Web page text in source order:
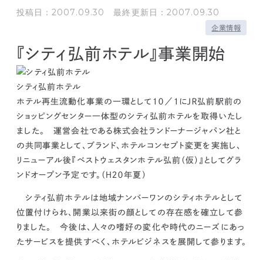
ストレージ室数実績
個人投資家の皆様へ
よくある質問・用語集
IRメール登録
免責事項
商品情報
先輩社員インタビュー
採用エントリー
asul
サイト
ーム
カスタマーハラスメントポリ
シー
プライバシーポリシー
情報セキュリティ・DX方針及び戦略 サイトマップ
投稿日：2007.09.30 最終更新日：2007.09.30
企業情報
『シティ弘前ホテル』事業開始
シティ弘前ホテル
ホテル再生流動化事業の一環として１０／１にＪＲ弘前駅前の
ショッピングセンター一体型のシティ弘前ホテルを取得いたし
ました。 運営会社である株式会社ランドーナージャパン社と
の共同事業として、ブランド、ホテルコンセプト変更を実施し、
リニューアル後『ベストウェスタンホテル弘前（仮）』としてグラ
ンドオープン予定です。（Ｈ２０年夏）
シティ弘前ホテルは地域ナンバーワンのシティホテルとして
位置付けられ、開業以来街の顔としての存在感を確立して参
りました。 今後は、人々の嗜好の変化や時代のニーズにあっ
たサービスを提供すべく、ホテルビジネスを展開して参ります。